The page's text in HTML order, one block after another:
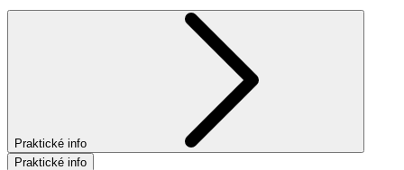
Praktické info
Praktické info